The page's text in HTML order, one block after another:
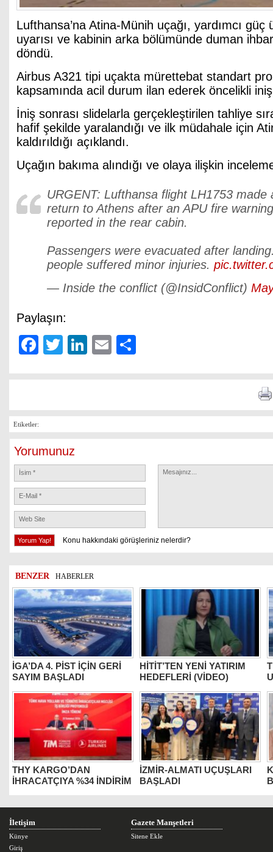
Lufthansa’na Atina-Münih uçağı, yardımcı güç
uyarısı ve kabinin arka bölümünde duman
döndü.
Airbus A321 tipi uçakta mürettebat standart
kapsamında acil durum ilan ederek öncelikli
İniş sonrası slidelarla gerçekleştirilen tahliye
hafif şekilde yaralandığı ve ilk müdahale için
kaldırıldığı açıklandı.
Uçağın bakıma alındığı ve olaya ilişkin
URGENT: Lufthansa flight LH1753 made
return to Athens after an APU fire
reported in the rear cabin.
Passengers were evacuated after
people suffered minor injuries.
— Inside the conflict (@InsidConflict)
Paylaşın:
Facebook
TwitterLinkedIn
Email
Etiketler:
Yorumunuz
Konu hakkındaki görüşleriniz nelerdir?
BENZER HABERLER
İGA’DA 4. PİST İÇİN GERİ
SAYIM BAŞLADI
HİTİT’TEN YENİ YATIRIM
HEDEFLERİ (VİDEO)
THY KARGO’DAN
İHRACATÇIYA %34 İNDİRİM
İZMİR-ALMATI UÇUŞLARI
BAŞLADI
İletişim
Künye
Giriş
Gazete Manşetleri
Sitene Ekle